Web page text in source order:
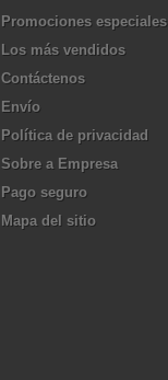
Promociones especiales
Los más vendidos
Contáctenos
Envío
Política de privacidad
Sobre a Empresa
Pago seguro
Mapa del sitio